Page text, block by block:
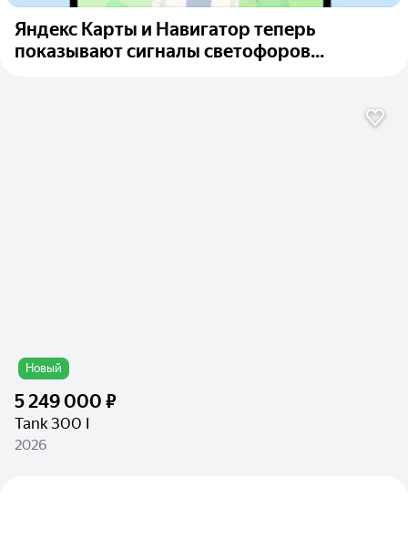
Яндекс Карты и Навигатор теперь
показывают сигналы светофоров...
Новый
5 249 000 ₽
Tank 300 I
2026